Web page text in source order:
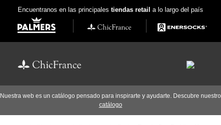
Encuentranos en las principales tiendas retail a lo largo del país
Nuestra web es un catálogo pensado para inspirarte y ayudarte. Descubre nuestro
catálogo